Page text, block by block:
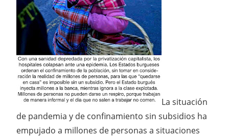
La situación
de pandemia y de confinamiento sin subsidios ha
empujado a millones de personas a situaciones